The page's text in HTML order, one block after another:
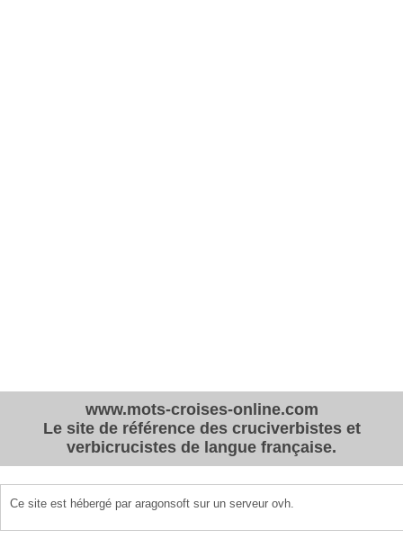
www.mots-croises-online.com
Le site de référence des cruciverbistes et
verbicrucistes de langue française.